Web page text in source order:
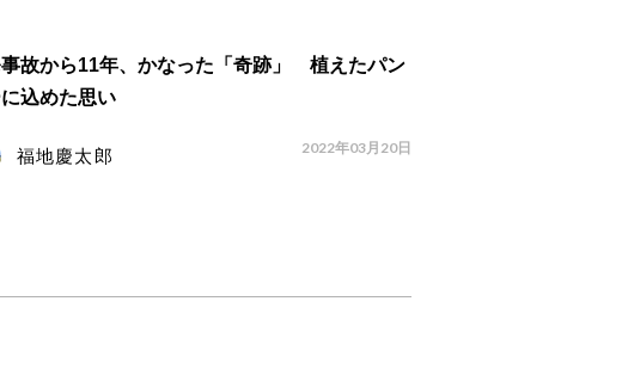
故から11年、かなった「奇跡」 植えたパン
込めた思い
福地慶太郎 2022年03月20日